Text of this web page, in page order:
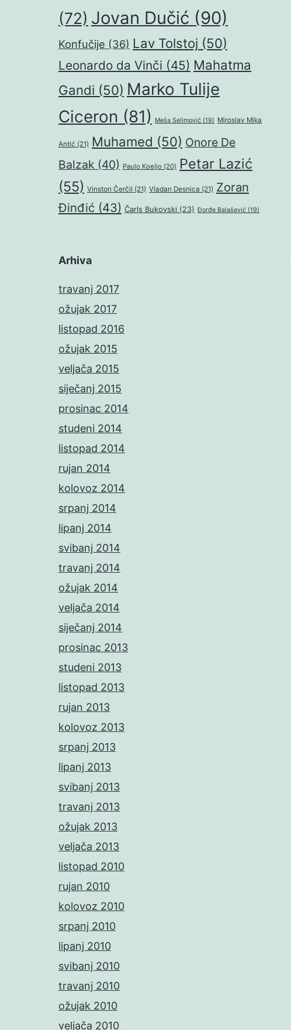
(72) Jovan Dučić (90)
Konfučije (36) Lav Tolstoj (50)
Leonardo da Vinči (45) Mahatma
Gandi (50) Marko Tulije
Ciceron (81) Meša Selimović (19) Miroslav Mika
Antić (21) Muhamed (50) Onore De
Balzak (40) Paulo Koeljo (20) Petar Lazić
(55) Vinston Čerčil (21) Vladan Desnica (21) Zoran
Đinđić (43) Čarls Bukovski (23) Đorđe Balašević (19)
Arhiva
travanj 2017
ožujak 2017
listopad 2016
ožujak 2015
veljača 2015
siječanj 2015
prosinac 2014
studeni 2014
listopad 2014
rujan 2014
kolovoz 2014
srpanj 2014
lipanj 2014
svibanj 2014
travanj 2014
ožujak 2014
veljača 2014
siječanj 2014
prosinac 2013
studeni 2013
listopad 2013
rujan 2013
kolovoz 2013
srpanj 2013
lipanj 2013
svibanj 2013
travanj 2013
ožujak 2013
veljača 2013
listopad 2010
rujan 2010
kolovoz 2010
srpanj 2010
lipanj 2010
svibanj 2010
travanj 2010
ožujak 2010
veljača 2010